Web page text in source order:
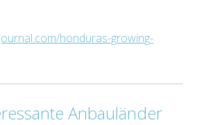
honduras-growing-
Anbauländer